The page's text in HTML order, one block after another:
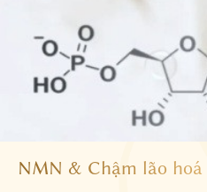
NMN & Chậm lão hoá